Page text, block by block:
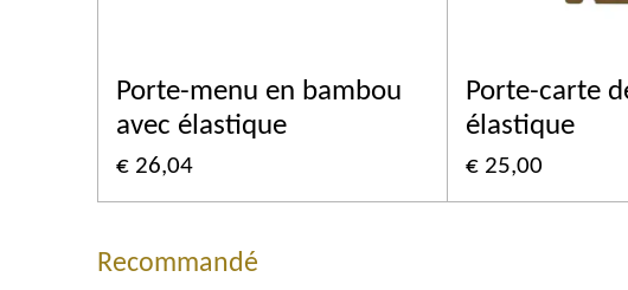
Porte-menu en bambou
avec élastique
€ 26,04
Porte-carte
élastique
€ 25,00
Recommandé